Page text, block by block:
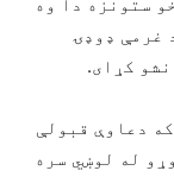
ستونزه دا وه
غرمې ډوډۍ
کړای.
دعاوې قبولې
له لوښي سره